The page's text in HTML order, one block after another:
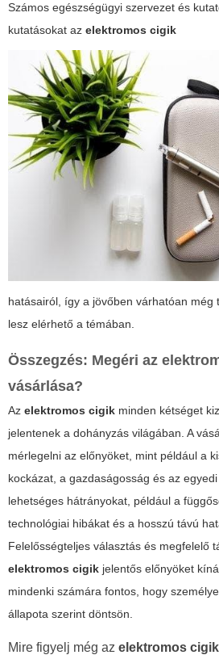
Számos egészségügyi szervezet és
kutatásokat az elektromos cigik
hatásairól, így a jövőben várhatóan még
lesz elérhető a témában.
Összegzés: Megéri az
vásárlása?
Az elektromos cigik minden kétséget
jelentenek a dohányzás világában. A
mérlegelni az előnyöket, mint például a
kockázat, a gazdaságosság és az
lehetséges hátrányokat, például a
technológiai hibákat és a hosszú távú
Felelősségteljes választás és megfelelő
elektromos cigik jelentős előnyöket
mindenki számára fontos, hogy
állapota szerint döntsön.
Mire figyelj még az elektromos cigik